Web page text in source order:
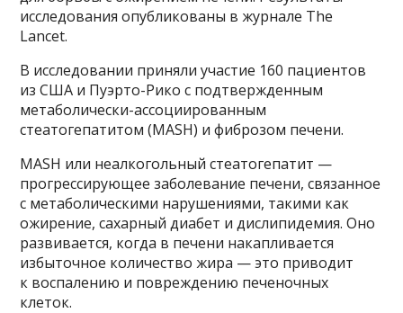
исследования опубликованы в журнале The
Lancet.
В исследовании приняли участие 160 пациентов
из США и Пуэрто-Рико с подтвержденным
метаболически-ассоциированным
стеатогепатитом (MASH) и фиброзом печени.
MASH или неалкогольный стеатогепатит —
прогрессирующее заболевание печени, связанное
с метаболическими нарушениями, такими как
ожирение, сахарный диабет и дислипидемия. Оно
развивается, когда в печени накапливается
избыточное количество жира — это приводит
к воспалению и повреждению печеночных
клеток.